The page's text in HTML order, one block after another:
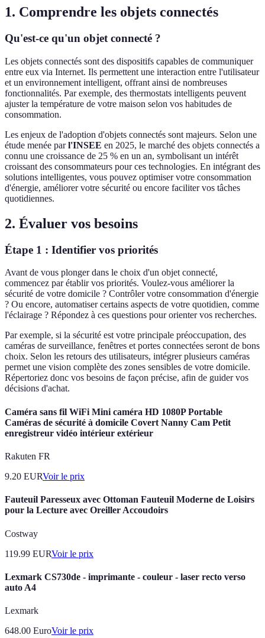
1. Comprendre les objets connectés
Qu'est-ce qu'un objet connecté ?
Les objets connectés sont des dispositifs capables de communiquer
entre eux via Internet. Ils permettent une interaction entre l'utilisateur
et un environnement intelligent, offrant ainsi de nombreuses
fonctionnalités. Par exemple, des thermostats intelligents peuvent
ajuster la température de votre maison selon vos habitudes de
consommation.
Les enjeux de l'adoption d'objets connectés sont majeurs. Selon une
étude menée parl'INSEE en 2025, le marché des objets connectés a
connu une croissance de 25 % en un an, symbolisant un intérêt
croissant des consommateurs pour ces technologies. En intégrant des
solutions intelligentes, vous pouvez optimiser votre consommation
d'énergie, améliorer votre sécurité ou encore faciliter vos tâches
quotidiennes.
2. Évaluer vos besoins
Étape 1 : Identifier vos priorités
Avant de vous plonger dans le choix d'un objet connecté,
commencez par établir vos priorités. Voulez-vous améliorer la
sécurité de votre domicile ? Contrôler votre consommation d'énergie
? Ou encore, automatiser certains aspects de votre quotidien, comme
l'éclairage ? Répondez à ces questions pour orienter vos recherches.
Par exemple, si la sécurité est votre principale préoccupation, des
caméras de surveillance, fenêtres et portes connectées seront de bons
choix. Selon les retours des utilisateurs, intégrer plusieurs caméras
permet une vision complète des zones sensibles de votre domicile.
Répertoriez donc vos besoins de façon précise, afin de guider vos
décisions d'achat.
Caméra sans fil WiFi Mini caméra HD 1080P Portable
Caméras de sécurité à domicile Covert Nanny Cam Petit
enregistreur vidéo intérieur extérieur
Rakuten FR
9.20 EURVoir le prix
Fauteuil Paresseux avec Ottoman Fauteuil Moderne de Loisirs
pour la Lecture avec Oreiller Accoudoirs
Costway
119.99 EURVoir le prix
Lexmark CS730de - imprimante - couleur - laser recto verso
auto A4
Lexmark
648.00 EuroVoir le prix